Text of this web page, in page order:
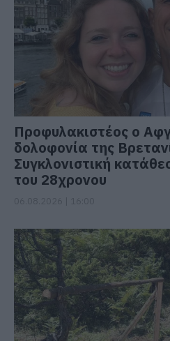
Προφυλακιστέος ο
δολοφονία της
Συγκλονιστική
του 28χρονου